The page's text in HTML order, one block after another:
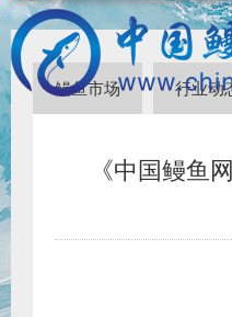
鳗鱼市场 行业动
《中国鳗鱼